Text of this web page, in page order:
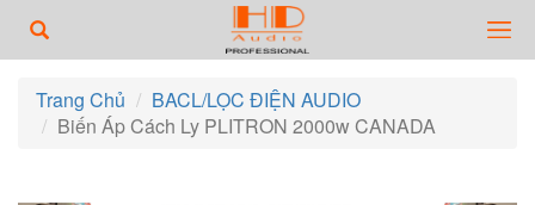
Trang Chủ
BACL/LỌC ĐIỆN AUDIO
Biến Áp Cách Ly PLITRON 2000w CANADA